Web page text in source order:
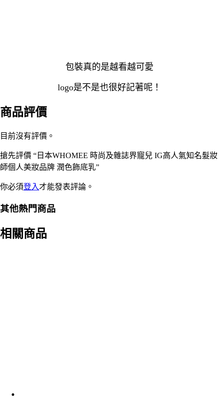
包裝真的是越看越可愛
logo是不是也很好記著呢！
商品評價
目前沒有評價。
搶先評價 “日本WHOMEE 時尚及雜誌界寵兒 IG高人氣知名髮妝
師個人美妝品牌 潤色飾底乳”
你必須登入才能發表評論。
其他熱門商品
相關商品